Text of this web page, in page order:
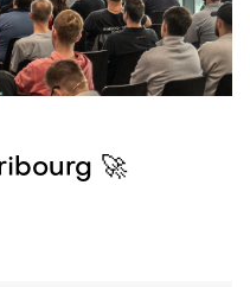
🚀